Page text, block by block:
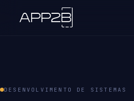
DESENVOLVIMENTO DE SISTEMAS